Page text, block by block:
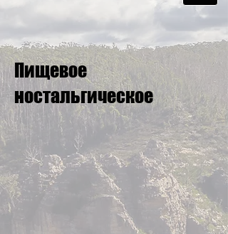
Пищевое
ностальгическое